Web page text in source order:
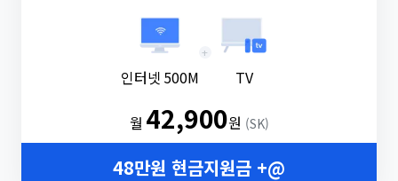
인터넷 500M
+
TV
월 42,900원 (SK)
48만원 현금지원금 +@